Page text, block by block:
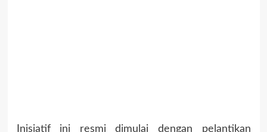
Inisiatif ini resmi dimulai dengan pelantikan